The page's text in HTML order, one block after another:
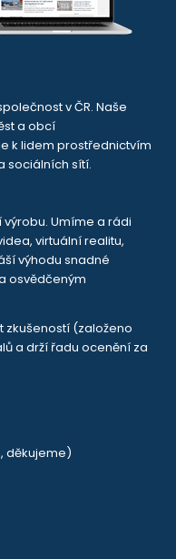
v ČR. Naše
a obcí
k lidem prostřednictvím
sociálních sítí.
Umíme a rádi
virtuální realitu,
výhodu snadné
osvědčeným
zkušeností (založeno
a drží řadu ocenění za
děkujeme)